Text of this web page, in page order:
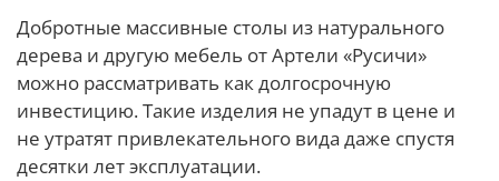
Добротные массивные столы из натурального
дерева и другую мебель от Артели «Русичи»
можно рассматривать как долгосрочную
инвестицию. Такие изделия не упадут в цене и
не утратят привлекательного вида даже спустя
десятки лет эксплуатации.